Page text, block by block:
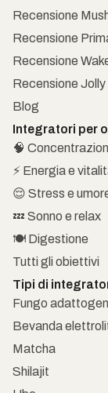
Recensione
Recensione
Recensione
Recensione
Blog
Integratori per
🧠
⚡ Energia e
😌 Stress e
💤 Sonno e relax
🍽️ Digestione
Tutti gli obiettivi
Tipi di
Fungo
Bevanda
Matcha
Shilajit